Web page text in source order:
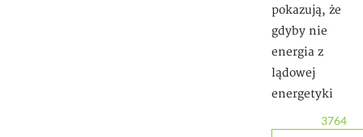
pokazują, że
gdyby nie
energia z
lądowej
energetyki
3764